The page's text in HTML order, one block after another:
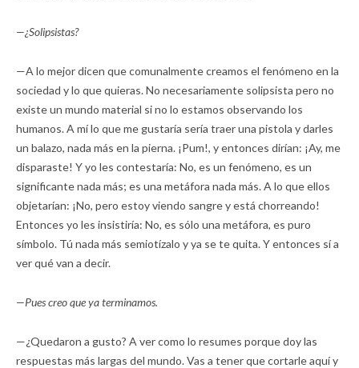
—¿Solipsistas?
—A lo mejor dicen que comunalmente creamos el fenómeno en la
sociedad y lo que quieras. No necesariamente solipsista pero no
existe un mundo material si no lo estamos observando los
humanos. A mí lo que me gustaría sería traer una pistola y darles
un balazo, nada más en la pierna. ¡Pum!, y entonces dirían: ¡Ay, me
disparaste! Y yo les contestaría: No, es un fenómeno, es un
significante nada más; es una metáfora nada más. A lo que ellos
objetarían: ¡No, pero estoy viendo sangre y está chorreando!
Entonces yo les insistiría: No, es sólo una metáfora, es puro
símbolo. Tú nada más semiotízalo y ya se te quita. Y entonces sí a
ver qué van a decir.
—Pues creo que ya terminamos.
—¿Quedaron a gusto? A ver como lo resumes porque doy las
respuestas más largas del mundo. Vas a tener que cortarle aquí y